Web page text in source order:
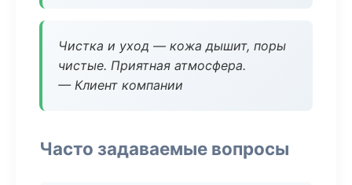
Чистка и уход — кожа дышит, поры
чистые. Приятная атмосфера.
— Клиент компании
Часто задаваемые вопросы